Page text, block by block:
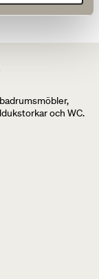
och WC.